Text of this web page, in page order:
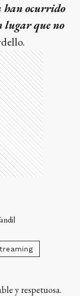
han ocurrido
lugar que no
y respetuosa.